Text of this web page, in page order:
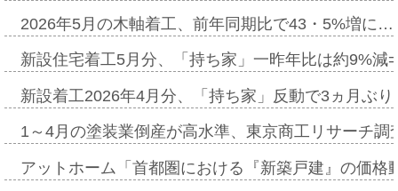
2026年5月の木軸着工、前年同期比で43・5%増に…
新設住宅着工5月分、「持ち家」一昨年比は約9%
新設着工2026年4月分、「持ち家」反動で3ヵ月ぶ
1～4月の塗装業倒産が高水準、東京商工リサーチ
アットホーム「首都圏における『新築戸建』の価